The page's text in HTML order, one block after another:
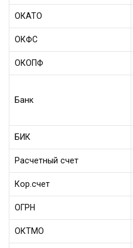
ОКАТО
ОКФС
ОКОПФ
Банк
БИК
Расчетный счет
Кор.счет
ОГРН
ОКТМО